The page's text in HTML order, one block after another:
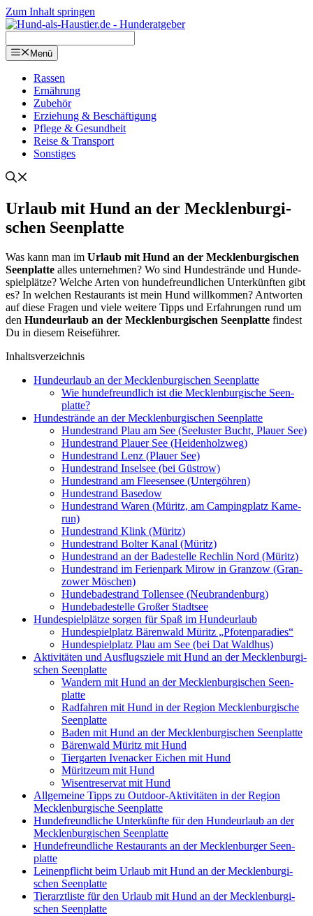
Zum Inhalt springen
Menü
Ras­sen
Ernäh­rung
Zube­hör
Erzie­hung & Beschäf­ti­gung
Pfle­ge & Gesund­heit
Rei­se & Trans­port
Sons­ti­ges
Urlaub mit Hund an der Meck­len­bur­gi­
schen Seen­plat­te
Was kann man im Urlaub mit Hund an der Meck­len­bur­gi­schen
Seen­plat­te alles unter­neh­men? Wo sind Hun­de­strän­de und Hun­de­
spiel­plät­ze? Wel­che Arten von hun­de­freund­li­chen Unter­künf­ten gibt
es? In wel­chen Restau­rants ist mein Hund will­kom­men? Ant­wor­ten
auf die­se Fra­gen und vie­le wei­te­re Tipps und Erfah­run­gen rund um
den Hun­de­ur­laub an der Meck­len­bur­gi­schen Seen­plat­te fin­dest
Du in die­sem Rei­se­füh­rer.
Inhalts­ver­zeich­nis
Hun­de­ur­laub an der Meck­len­bur­gi­schen Seen­plat­te
Wie hun­de­freund­lich ist die Meck­len­bur­gi­sche Seen­
plat­te?
Hun­de­strän­de an der Meck­len­bur­gi­schen Seen­plat­te
Hun­de­strand Plau am See (See­lus­ter Bucht, Plau­er See)
Hun­de­strand Plau­er See (Hei­den­holz­weg)
Hun­de­strand Lenz (Plau­er See)
Hun­de­strand Insel­see (bei Güs­trow)
Hun­de­strand am Flee­sen­see (Untergöh­ren)
Hun­de­strand Base­dow
Hun­de­strand Waren (Müritz, am Cam­ping­platz Kame­
run)
Hun­de­strand Klink (Müritz)
Hun­de­strand Bol­ter Kanal (Müritz)
Hun­de­strand an der Bade­stel­le Rech­lin Nord (Müritz)
Hun­de­strand im Feri­en­park Mirow in Gran­zow (Gran­
zower Möschen)
Hun­de­ba­de­strand Tol­len­see (Neu­bran­den­burg)
Hun­de­ba­de­stel­le Gro­ßer Stadt­see
Hun­de­spiel­plät­ze sor­gen für Spaß im Hun­de­ur­laub
Hun­de­spiel­platz Bären­wald Müritz „Pfo­ten­pa­ra­dies“
Hun­de­spiel­platz Plau am See (bei Dat Wald­hus)
Akti­vi­tä­ten und Aus­flugs­zie­le mit Hund an der Meck­len­bur­gi­
schen Seen­plat­te
Wan­dern mit Hund an der Meck­len­bur­gi­schen Seen­
plat­te
Rad­fah­ren mit Hund in der Regi­on Meck­len­bur­gi­sche
Seen­plat­te
Baden mit Hund an der Meck­len­bur­gi­schen Seen­plat­te
Bären­wald Müritz mit Hund
Tier­gar­ten Iven­acker Eichen mit Hund
Mürit­ze­um mit Hund
Wisen­t­re­ser­vat mit Hund
All­ge­mei­ne Tipps zu Out­door-Akti­vi­tä­ten in der Regi­on
Meck­len­bur­gi­sche Seen­plat­te
Hun­de­freund­li­che Unter­künf­te für den Hun­de­ur­laub an der
Meck­len­bur­gi­schen Seen­plat­te
Hun­de­freund­li­che Restau­rants an der Meck­len­bur­ger Seen­
plat­te
Lei­nen­pflicht beim Urlaub mit Hund an der Meck­len­bur­gi­
schen Seen­plat­te
Tier­arzt­lis­te für den Urlaub mit Hund an der Meck­len­bur­gi­
schen Seen­plat­te